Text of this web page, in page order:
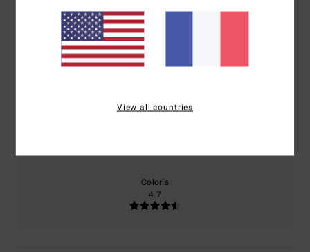
basé sur3 avis vérifiés
depuis janvier 2026
67% de nos clients recommandent ce produit
Confort
Rapport qualité / prix
Coloris
4.7
View all countries